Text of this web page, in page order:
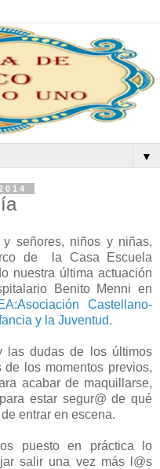
▼
y señores, niños y niñas,
de la Casa Escuela
nuestra última actuación
Benito Menni en
Castellano-
y la Juventud.
las dudas de los últimos
los momentos previos,
acabar de maquillarse,
estar segur@ de qué
entrar en escena.
puesto en práctica lo
salir una vez más l@s